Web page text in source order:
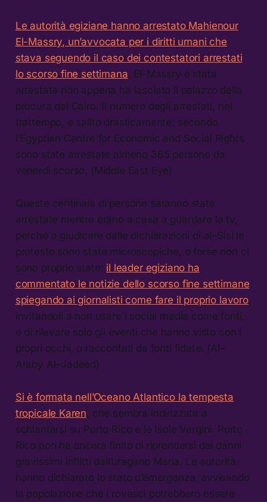
Le autorità egiziane hanno arrestato Mahienour
El-Massry, un’avvocata per i diritti umani che
stava seguendo il caso dei contestatori arrestati
lo scorso fine settimana. El-Massry è stata
arrestata non appena ha lasciato il palazzo della
procura del Cairo. Il numero degli arrestati, nel
frattempo, è salito drasticamente: secondo
l’Egyptian Centre for Economic and Social Rights
sono state arrestate almeno 365 persone da
venerdì scorso. (Middle East Eye)
Queste centinaia di persone saranno state
arrestate mentre erano a casa a guardare la tv,
perché a giudicare dalle dichiarazioni di al–Sisi le
proteste sono state microscopiche, o forse non ci
sono proprio state: il leader egiziano ha
commentato le notizie dello scorso fine settimane
spiegando ai giornalisti come fare il proprio lavoro,
invitandoli a non usare i social media come fonti,
e di rilevare solo gli eventi che hanno visto con i
propri occhi, o raccontati da fonti fidate. (Al–
Araby Al–Jadeed)
Si è formata nell’Oceano Atlantico la tempesta
tropicale Karen, che sembra indirizzata a
schiantarsi su Porto Rico e le Isole Vergini. Porto
Rico non ha ancora finito di riprendersi dai danni
gravissimi inflitti dall’uragano Maria. Le autorità
hanno dichiarato lo stato d’emergenza, avvisando
la popolazione che i rovesci potrebbero essere